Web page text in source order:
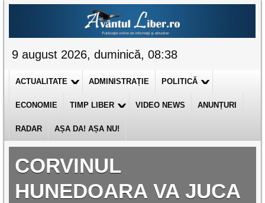
9 august 2026, duminică, 08:38
ACTUALITATE ADMINISTRAȚIE POLITICĂ
ECONOMIE TIMP LIBER VIDEO NEWS ANUNȚURI
RADAR AȘA DA! AȘA NU!
CORVINUL
HUNEDOARA VA JUCA